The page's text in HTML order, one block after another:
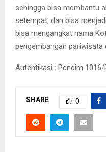
sehingga bisa membantu
setempat, dan bisa
bisa mengangkat nama
pengembangan pariwisata
Autentikasi : Pendim 1016/
SHARE 0